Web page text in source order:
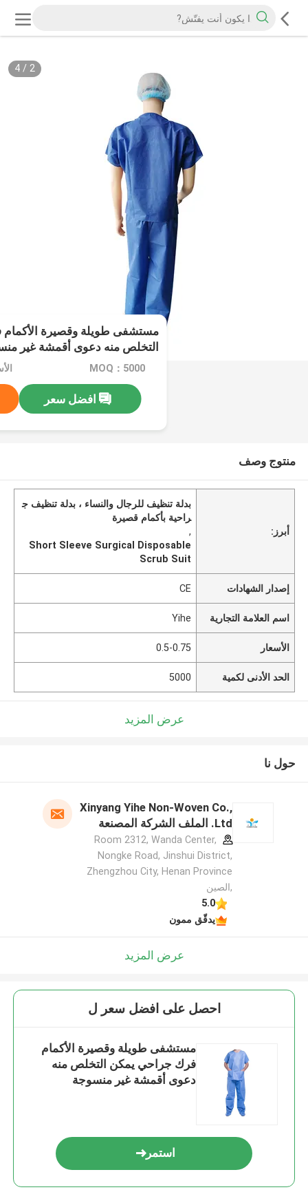
2
/
4
مستشفى طويلة وقصيرة
التخلص منه دعوى أقمشة غير
MOQ：5000
افضل سعر
منتوج وصف
أبرز:
بدلة تنظيف للرجال والنساء ، بدلة تنظيف ج
راحية بأكمام قصيرة
,
Short Sleeve Surgical Disposable
Scrub Suit
إصدار الشهادات CE
اسم العلامة التجارية Yihe
الأسعار 0.5-0.75
الحد الأدنى لكمية 5000
عرض المزيد
حول نا
Xinyang Yihe Non-Woven Co.,
Ltd. الملف الشركة المصنعة
Room 2312, Wanda Center,
Nongke Road, Jinshui District,
Zhengzhou City, Henan Province
,الصين
5.0
يدقّق ممون
عرض المزيد
احصل على افضل سعر ل
مستشفى طويلة وقصيرة الأكمام
فرك جراحي يمكن التخلص منه
دعوى أقمشة غير منسوجة
استمر